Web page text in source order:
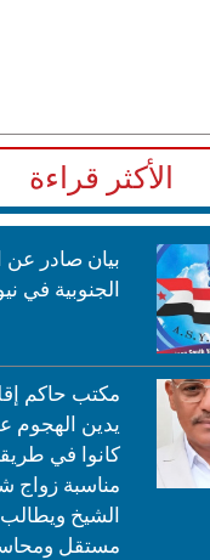
الأكثر قراءة
بيان صادر عن
الجنوبية في
مكتب حاكم
يدين الهجوم
كانوا في
مناسبة زواج
الشيخ
مستقل